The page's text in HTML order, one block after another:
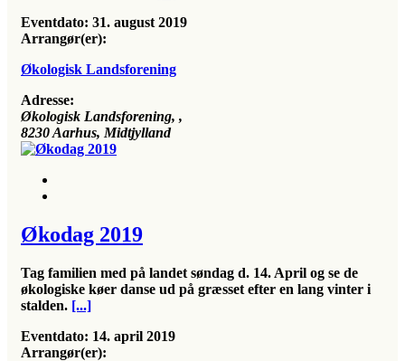
Eventdato: 31. august 2019
Arrangør(er):
Økologisk Landsforening
Adresse:
Økologisk Landsforening, ,
8230Aarhus, Midtjylland
Økodag 2019
Tag familien med på landet søndag d. 14. April og se de
økologiske køer danse ud på græsset efter en lang vinter i
stalden. [...]
Eventdato: 14. april 2019
Arrangør(er):